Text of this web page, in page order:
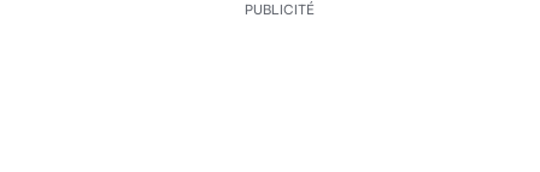
PUBLICITÉ